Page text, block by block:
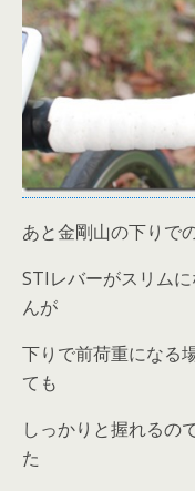
あと金剛山の下りで
STIレバーがスリム
んが
下りで前荷重になる
ても
しっかりと握れるの
た